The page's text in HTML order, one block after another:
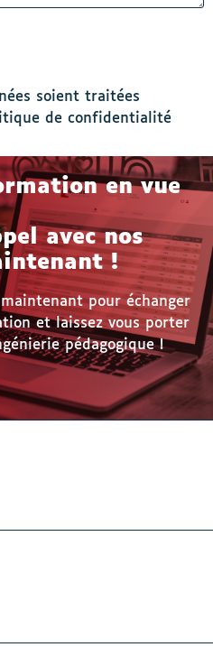
soient traitées
de confidentialité
en vue
avec nos
!
pour échanger
et laissez vous porter
pédagogique !